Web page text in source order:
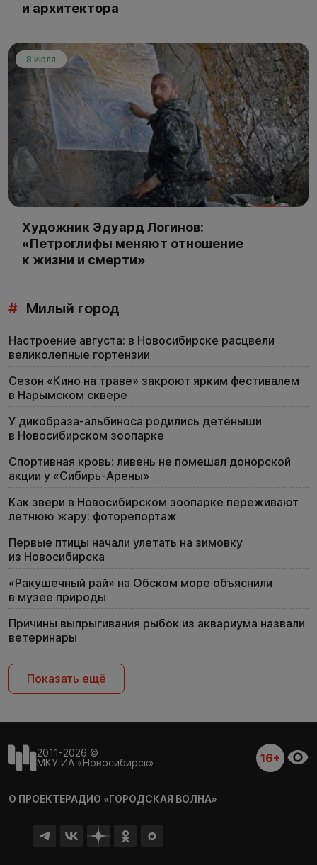
и архитектора
8 июля
Художник Эдуард Логинов:
«Петроглифы меняют отношение
к жизни и смерти»
# Милый город
Настроение августа: в Новосибирске расцвели
великолепные гортензии
Сезон «Кино на траве» закроют ярким фестивалем
в Нарымском сквере
У дикобраза-альбиноса родились детёныши
в Новосибирском зоопарке
Спортивная кровь: ливень не помешал донорской
акции у «Сибирь-Арены»
Как звери в Новосибирском зоопарке переживают
летнюю жару: фоторепортаж
Первые птицы начали улетать на зимовку
из Новосибирска
«Ракушечный рай» на Обском море объяснили
в музее природы
Причины выпрыгивания рыбок из аквариума назвали
ветеринары
Показать ещё
2011-2026 ©
МКУ ИА «Новосибирск»
16+
О ПРОЕКТЕРАДИО «ГОРОДСКАЯ ВОЛНА»